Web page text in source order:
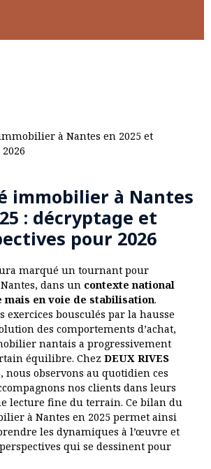
à Nantes en 2025 et
immobilier à Nantes
: décryptage et
pour 2026
marqué un tournant pour
dans un contexte national
en voie de stabilisation.
exercices bousculés par la hausse
des comportements d’achat,
nantais a progressivement
équilibre. Chez DEUX RIVES
, nous observons au quotidien ces
nos clients dans leurs
lecture fine du terrain. Ce bilan du
à Nantes en 2025 permet ainsi
les dynamiques à l’œuvre et
qui se dessinent pour